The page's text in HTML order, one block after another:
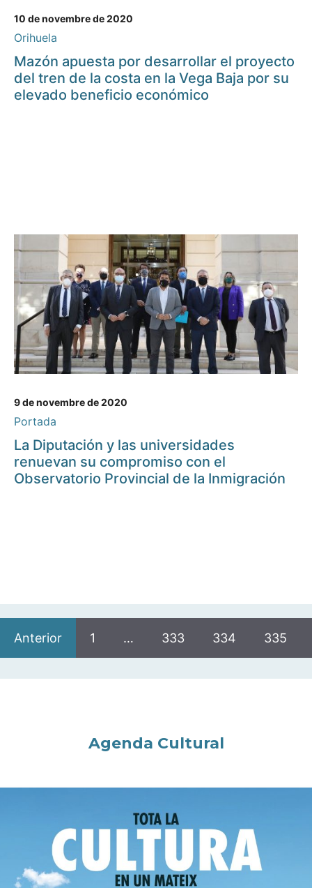
10 de novembre de 2020
Orihuela
Mazón apuesta por desarrollar el proyecto
del tren de la costa en la Vega Baja por su
elevado beneficio económico
9 de novembre de 2020
Portada
La Diputación y las universidades
renuevan su compromiso con el
Observatorio Provincial de la Inmigración
Anterior 1 … 333 334 335
Agenda Cultural